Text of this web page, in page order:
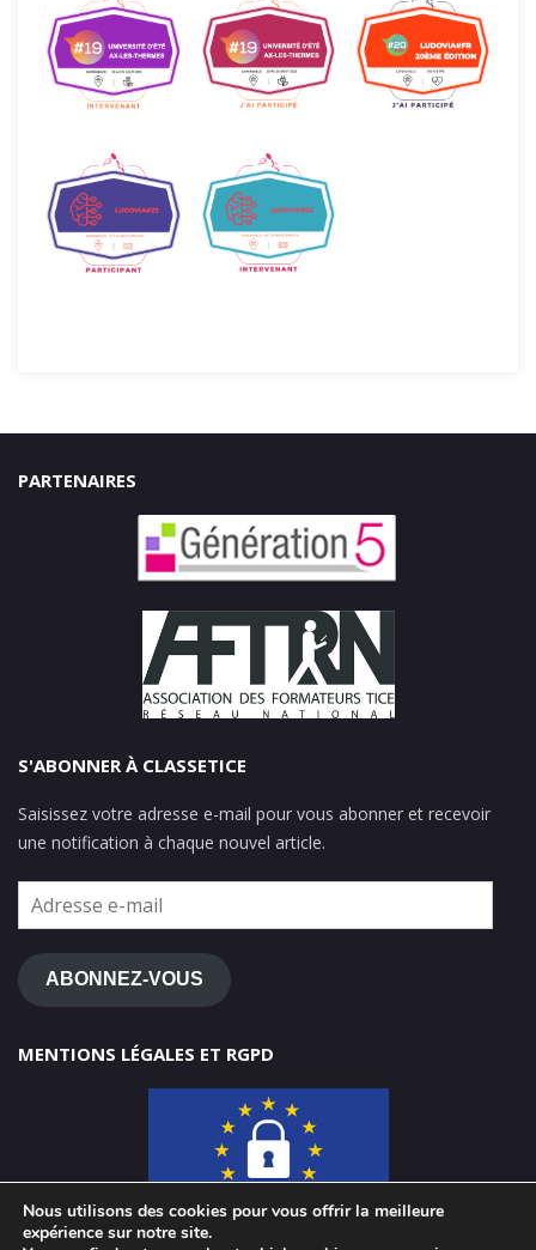
PARTENAIRES
S'ABONNER À CLASSETICE
Saisissez votre adresse e-mail pour vous abonner et recevoir
une notification à chaque nouvel article.
Adresse
mail
ABONNEZ-VOUS
MENTIONS LÉGALES ET RGPD
Nous utilisons des cookies pour vous offrir la meilleure
expérience sur notre site.